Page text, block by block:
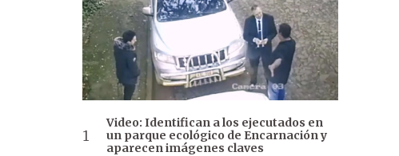
Video: Identifican a los ejecutados en
un parque ecológico de Encarnación y
aparecen imágenes claves